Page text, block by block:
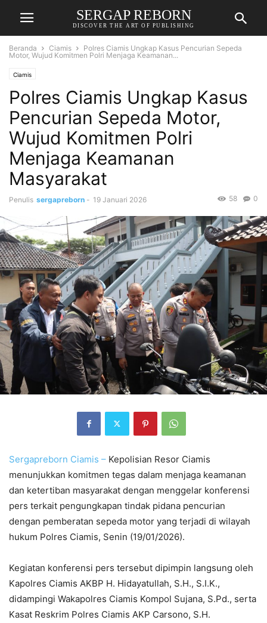
SERGAP REBORN
DISCOVER THE ART OF PUBLISHING
Beranda Ciamis
Polres Ciamis Ungkap Kasus Pencurian Sepeda
Motor, Wujud Komitmen Polri Menjaga Keamanan...
Ciamis
Polres Ciamis Ungkap Kasus
Pencurian Sepeda Motor,
Wujud Komitmen Polri
Menjaga Keamanan
Masyarakat
Penulis sergapreborn - 19 Januari 2026 0
58
Sergapreborn Ciamis – Kepolisian Resor Ciamis
menunjukkan komitmen tegas dalam menjaga keamanan
dan ketertiban masyarakat dengan menggelar konferensi
pers terkait pengungkapan tindak pidana pencurian
dengan pemberatan sepeda motor yang terjadi di wilayah
hukum Polres Ciamis, Senin (19/01/2026).
Kegiatan konferensi pers tersebut dipimpin langsung oleh
Kapolres Ciamis AKBP H. Hidayatullah, S.H., S.I.K.,
didampingi Wakapolres Ciamis Kompol Sujana, S.Pd., serta
Kasat Reskrim Polres Ciamis AKP Carsono, S.H.